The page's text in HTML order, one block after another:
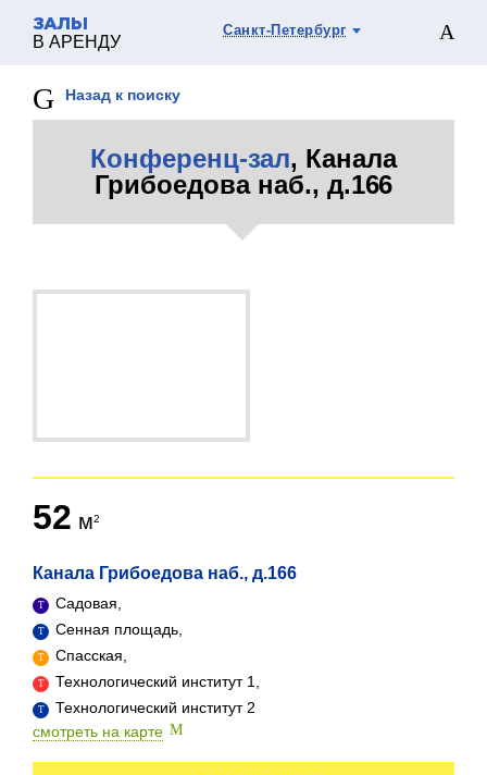
ЗАЛЫ
В АРЕНДУ
Санкт-Петербург
Назад к поиску
Конференц-зал, Канала
Грибоедова наб., д.166
Канала Грибоедова наб., д.166
Садовая,
Сенная площадь,
Спасская,
Технологический институт 1,
Технологический институт 2
смотреть на карте
52 м